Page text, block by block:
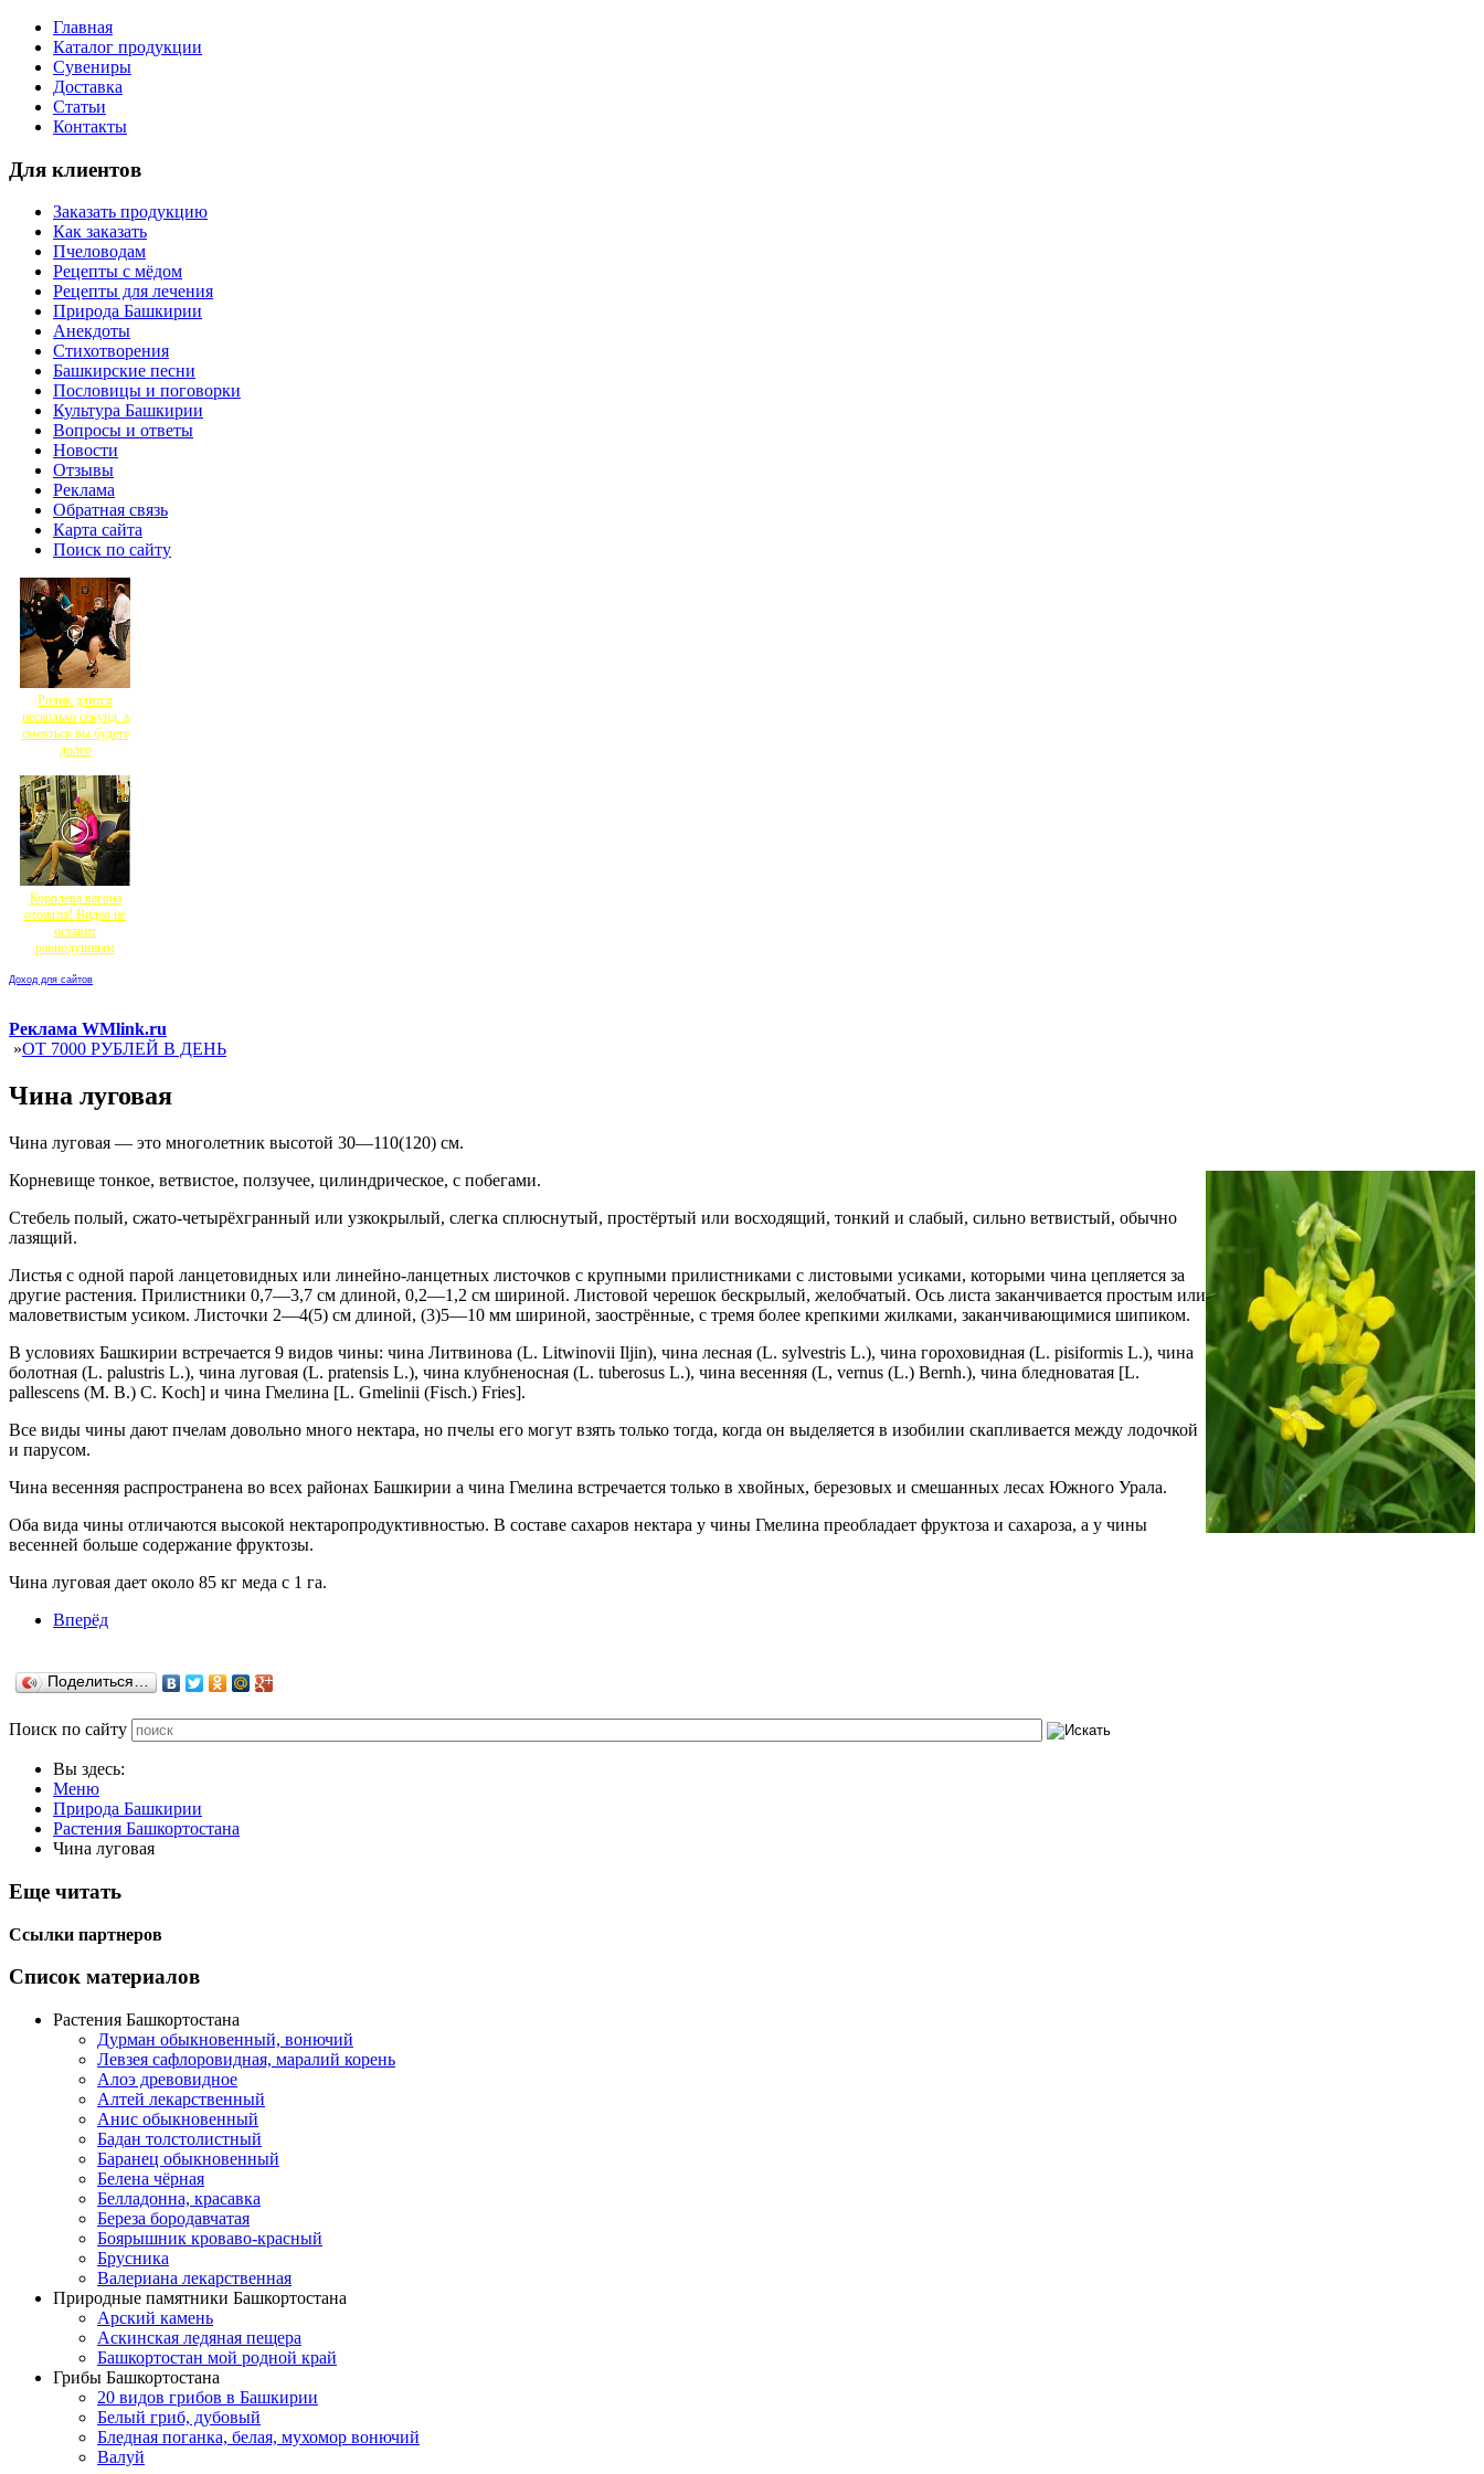
Главная
Каталог продукции
Сувениры
Доставка
Статьи
Контакты
Для клиентов
Заказать продукцию
Как заказать
Пчеловодам
Рецепты с мёдом
Рецепты для лечения
Природа Башкирии
Анекдоты
Стихотворения
Башкирские песни
Пословицы и поговорки
Культура Башкирии
Вопросы и ответы
Новости
Отзывы
Реклама
Обратная связь
Карта сайта
Поиск по сайту
Ролик длится
несколько секунд, а
смеяться вы будете
долго
Королева вагона
отожгла! Видео не
оставит
равнодушным
Доход для сайтов
Реклама WMlink.ru
»ОТ 7000 РУБЛЕЙ В ДЕНЬ
Чина луговая
Чина луговая — это многолетник высотой 30—110(120) см.
Корневище тонкое, ветвистое, ползучее, цилиндрическое, с побегами.
Стебель полый, сжато-четырёхгранный или узкокрылый, слегка сплюснутый, простёртый или восходящий, тонкий и слабый, сильно ветвистый, обычно
лазящий.
Листья с одной парой ланцетовидных или линейно-ланцетных листочков с крупными прилистниками с листовыми усиками, которыми чина цепляется за
другие растения. Прилистники 0,7—3,7 см длиной, 0,2—1,2 см шириной. Листовой черешок бескрылый, желобчатый. Ось листа заканчивается простым или
маловетвистым усиком. Листочки 2—4(5) см длиной, (3)5—10 мм шириной, заострённые, с тремя более крепкими жилками, заканчивающимися шипиком.
В условиях Башкирии встречается 9 видов чины: чина Литвинова (L. Litwinovii Iljin), чина лесная (L. sylvestris L.), чина гороховидная (L. pisiformis L.), чина
болотная (L. palustris L.), чина луговая (L. pratensis L.), чина клубненосная (L. tuberosus L.), чина весенняя (L, vernus (L.) Bernh.), чина бледноватая [L.
pallescens (M. В.) С. Koch] и чина Гмелина [L. Gmelinii (Fisch.) Fries].
Все виды чины дают пчелам довольно много нектара, но пчелы его могут взять только тогда, когда он выделяется в изобилии скапливается между лодочкой
и парусом.
Чина весенняя распространена во всех районах Башкирии а чина Гмелина встречается только в хвойных, березовых и смешанных лесах Южного Урала.
Оба вида чины отличаются высокой нектаропродуктивностью. В составе сахаров нектара у чины Гмелина преобладает фруктоза и сахароза, а у чины
весенней больше содержание фруктозы.
Чина луговая дает около 85 кг меда с 1 га.
Вперёд
Поделиться…
Поиск по сайту
Вы здесь:
Меню
Природа Башкирии
Растения Башкортостана
Чина луговая
Еще читать
Ссылки партнеров
Список материалов
Растения Башкортостана
Дурман обыкновенный, вонючий
Левзея сафлоровидная, маралий корень
Алоэ древовидное
Алтей лекарственный
Анис обыкновенный
Бадан толстолистный
Баранец обыкновенный
Белена чёрная
Белладонна, красавка
Береза бородавчатая
Боярышник кроваво-красный
Брусника
Валериана лекарственная
Природные памятники Башкортостана
Арский камень
Аскинская ледяная пещера
Башкортостан мой родной край
Грибы Башкортостана
20 видов грибов в Башкирии
Белый гриб, дубовый
Бледная поганка, белая, мухомор вонючий
Валуй